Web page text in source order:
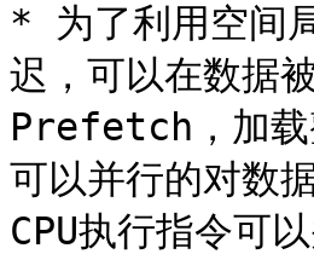
* 为了利用空间
迟，可以在数据
Prefetch，加载
可以并行的对数
CPU执行指令可